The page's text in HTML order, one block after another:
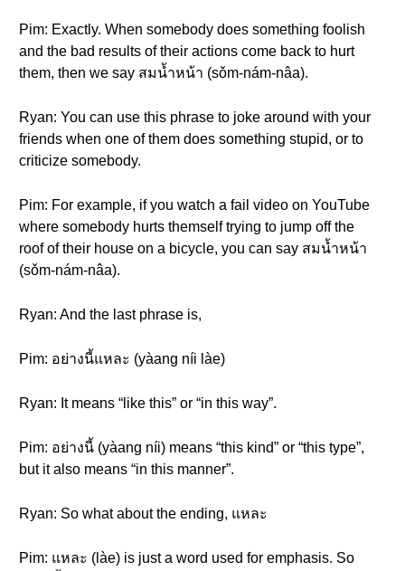
Pim: Exactly. When somebody does something foolish
and the bad results of their actions come back to hurt
them, then we say สมน้ำหน้า (sǒm-nám-nâa).
Ryan: You can use this phrase to joke around with your
friends when one of them does something stupid, or to
criticize somebody.
Pim: For example, if you watch a fail video on YouTube
where somebody hurts themself trying to jump off the
roof of their house on a bicycle, you can say สมน้ำหน้า
(sǒm-nám-nâa).
Ryan: And the last phrase is,
Pim: อย่างนี้แหละ (yàang níi làe)
Ryan: It means “like this” or “in this way”.
Pim: อย่างนี้ (yàang níi) means “this kind” or “this type”,
but it also means “in this manner”.
Ryan: So what about the ending, แหละ
Pim: แหละ (làe) is just a word used for emphasis. So